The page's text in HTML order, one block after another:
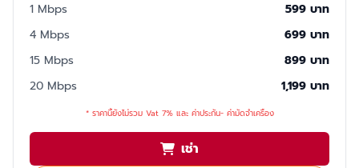
1 Mbps
599 บาท
4 Mbps
699 บาท
15 Mbps
899 บาท
20 Mbps
1,199 บาท
* ราคานี้ยังไม่รวม Vat 7% และ ค่าประกัน- ค่ามัดจำเครื่อง
เช่า